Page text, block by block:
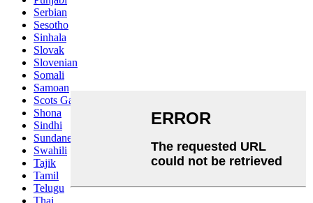
Serbian
Sesotho
Sinhala
Slovak
Slovenian
Somali
Samoan
Scots Gaelic
Shona
Sindhi
Sundanese
Swahili
Tajik
Tamil
Telugu
Thai